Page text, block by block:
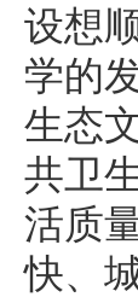
设想
学的
生态
共卫
活质
快、